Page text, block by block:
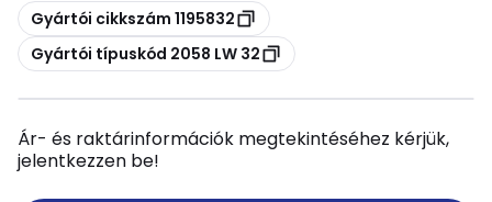
Másolás
Gyártói cikkszám 1195832
Másolás
Gyártói típuskód 2058 LW 32
Ár- és raktárinformációk megtekintéséhez kérjük,
jelentkezzen be!